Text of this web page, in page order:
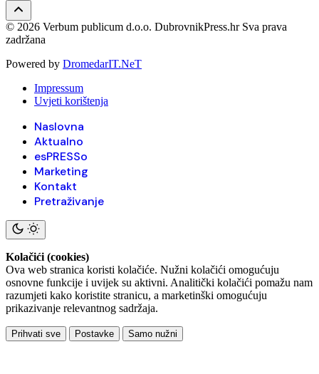
© 2026 Verbum publicum d.o.o. DubrovnikPress.hr Sva prava
zadržana
Powered by DromedarIT.NeT
Impressum
Uvjeti korištenja
Naslovna
Aktualno
esPRESSo
Marketing
Kontakt
Pretraživanje
Kolačići (cookies)
Ova web stranica koristi kolačiće. Nužni kolačići omogućuju
osnovne funkcije i uvijek su aktivni. Analitički kolačići pomažu nam
razumjeti kako koristite stranicu, a marketinški omogućuju
prikazivanje relevantnog sadržaja.
Prihvati sve Postavke Samo nužni